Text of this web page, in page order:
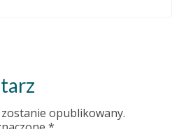
opublikowany.